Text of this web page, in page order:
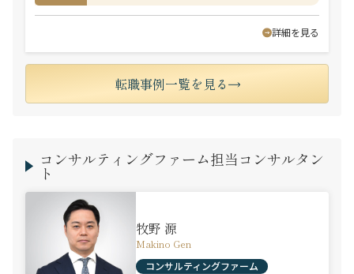
詳細を見る
転職事例一覧を見る
コンサルティングファーム担当コンサルタン
ト
牧野 源
Makino Gen
コンサルティングファーム